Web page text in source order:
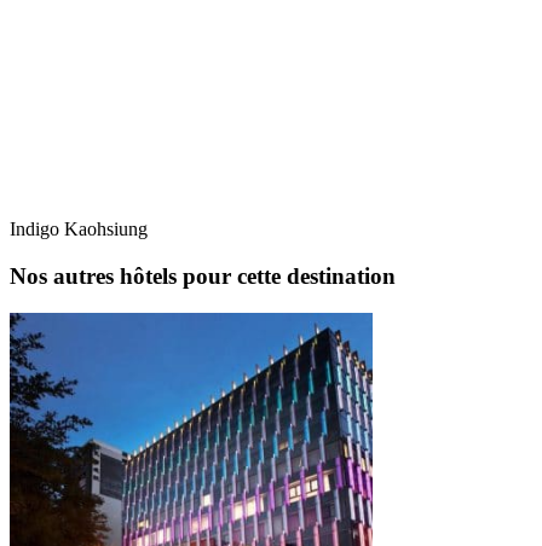
Indigo Kaohsiung
Nos autres hôtels pour cette destination